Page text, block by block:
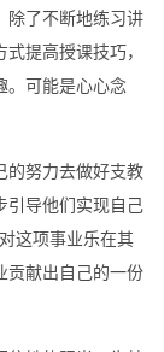
除了不断地练习讲
提高授课技巧，
。可能是心心念
的努力去做好支教
引导他们实现自己
这项事业乐在其
贡献出自己的一份